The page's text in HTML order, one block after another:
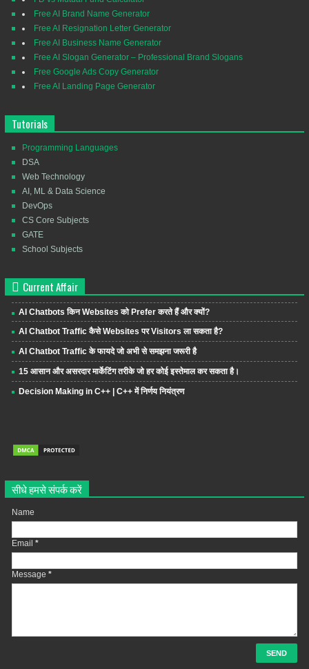
Free AI Brand Name Generator
Free AI Resignation Letter Generator
Free AI Business Name Generator
Free AI Slogan Generator – Professional Brand Slogans
Free Google Ads Copy Generator
Free AI Landing Page Generator
Tutorials
Programming Languages
DSA
Web Technology
AI, ML & Data Science
DevOps
CS Core Subjects
GATE
School Subjects
Current Affair
AI Chatbots किन Websites को Prefer करते हैं और क्यों?
AI Chatbot Traffic कैसे Websites पर Visitors ला सकता है?
AI Chatbot Traffic के फायदे जो अभी से समझना जरूरी है
15 आसान और असरदार मार्केटिंग तरीके जो हर कोई इस्तेमाल कर सकता है।
Decision Making in C++ | C++ में निर्णय नियंत्रण
सीधे हमसे संपर्क करें
Name
Email *
Message *